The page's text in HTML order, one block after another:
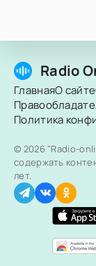
Radio
ГлавнаяО сайте
Политика
© 2026 "Radio-
содержать
лет.